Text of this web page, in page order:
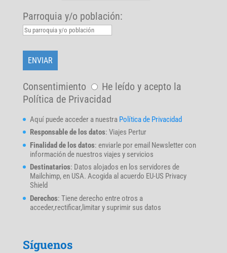
Parroquia y/o población:
Consentimiento
He leído y acepto la
Política de Privacidad
Aquí puede acceder a nuestra Política de Privacidad
Responsable de los datos: Viajes Pertur
Finalidad de los datos: enviarle por email Newsletter con
información de nuestros viajes y servicios
Destinatarios: Datos alojados en los servidores de
Mailchimp, en USA. Acogida al acuerdo EU-US Privacy
Shield
Derechos: Tiene derecho entre otros a
acceder,rectificar,limitar y suprimir sus datos
Síguenos